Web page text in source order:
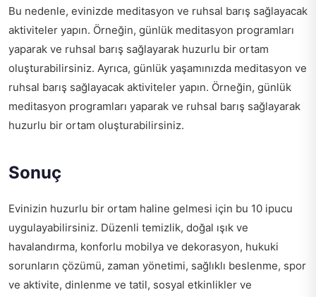
Bu nedenle, evinizde meditasyon ve ruhsal barış sağlayacak
aktiviteler yapın. Örneğin, günlük meditasyon programları
yaparak ve ruhsal barış sağlayarak huzurlu bir ortam
oluşturabilirsiniz. Ayrıca, günlük yaşamınızda meditasyon ve
ruhsal barış sağlayacak aktiviteler yapın. Örneğin, günlük
meditasyon programları yaparak ve ruhsal barış sağlayarak
huzurlu bir ortam oluşturabilirsiniz.
Sonuç
Evinizin huzurlu bir ortam haline gelmesi için bu 10 ipucu
uygulayabilirsiniz. Düzenli temizlik, doğal ışık ve
havalandırma, konforlu mobilya ve dekorasyon, hukuki
sorunların çözümü, zaman yönetimi, sağlıklı beslenme, spor
ve aktivite, dinlenme ve tatil, sosyal etkinlikler ve